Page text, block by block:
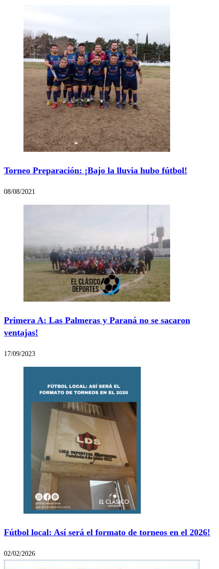
Torneo Preparación: ¡Bajo la lluvia hubo fútbol!
08/08/2021
Primera A: Las Palmeras y Paraná no se sacaron
ventajas!
17/09/2023
Fútbol local: Así será el formato de torneos en el 2026!
02/02/2026